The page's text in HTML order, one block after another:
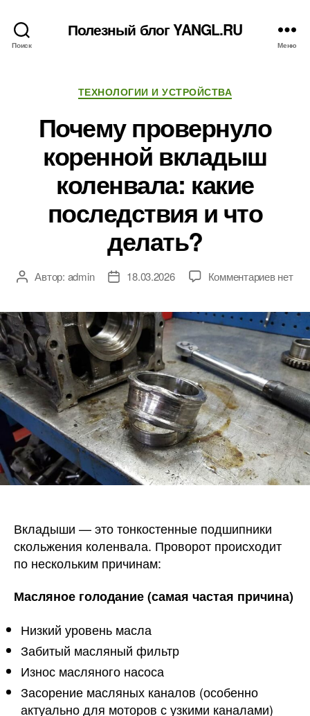
Поиск
Полезный блог YANGL.RU
Меню
Рубрики
ТЕХНОЛОГИИ И УСТРОЙСТВА
Почему провернуло
коренной вкладыш
коленвала: какие
последствия и что
делать?
АвторАвтор: admin
Дата18.03.2026 Комментариевк
какие
и
что
нет
Вкладыши — это тонкостенные подшипники
скольжения коленвала. Проворот происходит
по нескольким причинам:
Масляное голодание (самая частая причина)
Низкий уровень масла
Забитый масляный фильтр
Износ масляного насоса
Засорение масляных каналов (особенно
актуально для моторов с узкими каналами)